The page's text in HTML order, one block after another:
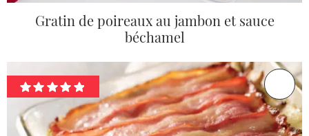
Gratin de poireaux au jambon et sauce
béchamel